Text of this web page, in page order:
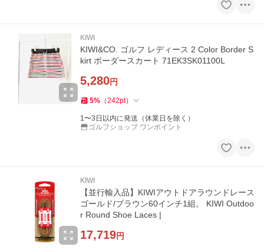
KIWI
KIWI&CO. ゴルフ レディース 2 Color Border S
kirt ボーダースカート 71EK3SK01100L
5,280円
5% （242pt）
1〜3日以内に発送（休業日を除く）
ゴルフショップ ワンポイント
KIWI
【並行輸入品】KIWIアウトドアラウンドレース
ゴールド/ブラウン60インチ1組。 KIWI Outdoo
r Round Shoe Laces |
17,719円